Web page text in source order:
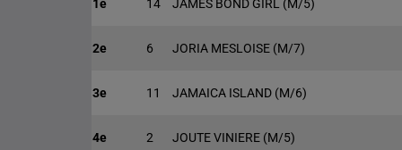
1e 14 JAMES BOND GIRL (M/5)
2e 6 JORIA MESLOISE (M/7)
3e 11 JAMAICA ISLAND (M/6)
4e 2 JOUTE VINIERE (M/5)